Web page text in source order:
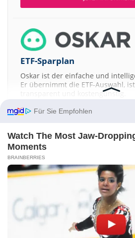
ETF-Sparplan
Oskar ist der einfache und
Er übernimmt die ETF-Auswahl,
transparent und kostengünstig.
JETZT MEHR
Aktien ATX DAX EuroStoxx 50 Dow Jones
S&P 500
Impressum- Werbung
Datenschutz Disclaimer-AGB-
Für Sie Empfohlen
Watch The Most
Moments
BRAINBERRIES